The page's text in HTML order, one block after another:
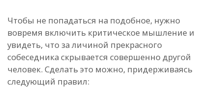
Чтобы не попадаться на подобное, нужно
вовремя включить критическое мышление и
увидеть, что за личиной прекрасного
собеседника скрывается совершенно другой
человек. Сделать это можно, придерживаясь
следующий правил: